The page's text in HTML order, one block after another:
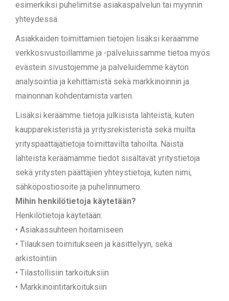
esimerkiksi puhelimitse asiakaspalvelun tai myynnin
yhteydessä.
Asiakkaiden toimittamien tietojen lisäksi keräämme
verkkosivustoillamme ja -palveluissamme tietoa myös
evästein sivustojemme ja palveluidemme käytön
analysointia ja kehittämistä sekä markkinoinnin ja
mainonnan kohdentamista varten.
Lisäksi keräämme tietoja julkisista lähteistä, kuten
kaupparekisteristä ja yritysrekisteristä sekä muilta
yrityspäättäjätietoja toimittavilta tahoilta. Näistä
lähteistä keräämämme tiedot sisältävät yritystietoja
sekä yritysten päättäjien yhteystietoja, kuten nimi,
sähköpostiosoite ja puhelinnumero.
Mihin henkilötietoja käytetään?
Henkilötietoja käytetään:
• Asiakassuhteen hoitamiseen
• Tilauksen toimitukseen ja käsittelyyn, sekä
arkistointiin
• Tilastollisiin tarkoituksiin
• Markkinointitarkoituksiin